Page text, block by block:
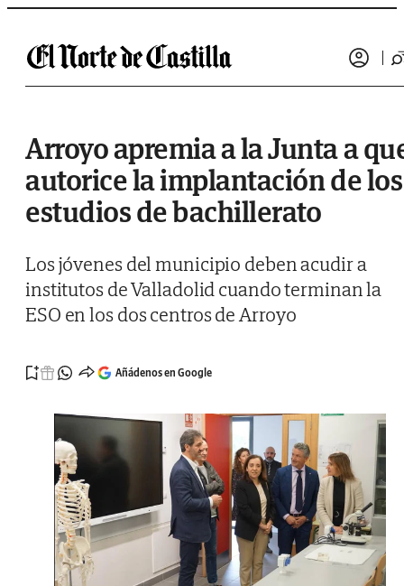
Saltar al contenido
Arroyo apremia a la Junta a
autorice la implantación de los
estudios de bachillerato
Los jóvenes del municipio deben acudir a
institutos de Valladolid cuando terminan la
ESO en los dos centros de Arroyo
Añádenos en Google